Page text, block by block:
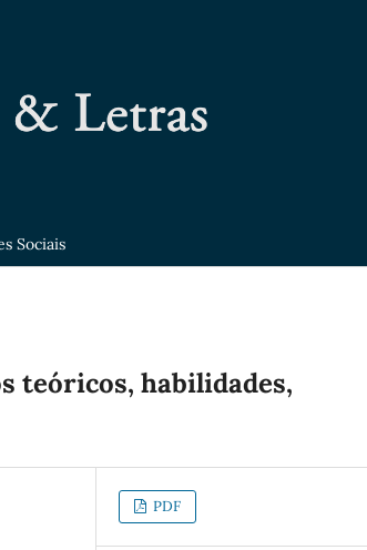
Sociais
teóricos, habilidades,
PDF